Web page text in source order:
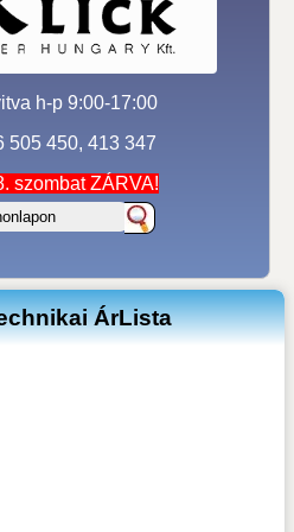
h-p 9:00-17:00
505 450, 413 347
szombat ZÁRVA!
ÁrLista